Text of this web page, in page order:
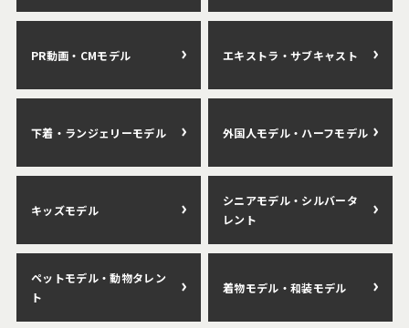
PR動画・CMモデル エキストラ・サブキャスト
下着・ランジェリーモデル 外国人モデル・ハーフモデル
キッズモデル
シニアモデル・シルバータ
レント
ペットモデル・動物タレン
ト
着物モデル・和装モデル